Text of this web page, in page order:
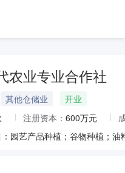
农业专业合作社
其他仓储业
开业
注册资本： 600万元